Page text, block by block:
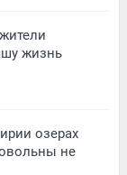
жизнь
озерах
не